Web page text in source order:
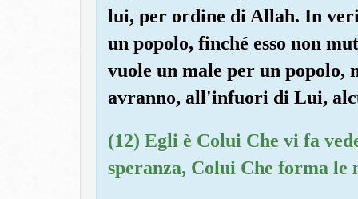
lui, per ordine di Allah. In
un popolo, finché esso non
vuole un male per un popolo,
avranno, all'infuori di Lui,
(12) Egli è Colui Che vi fa
speranza, Colui Che forma le